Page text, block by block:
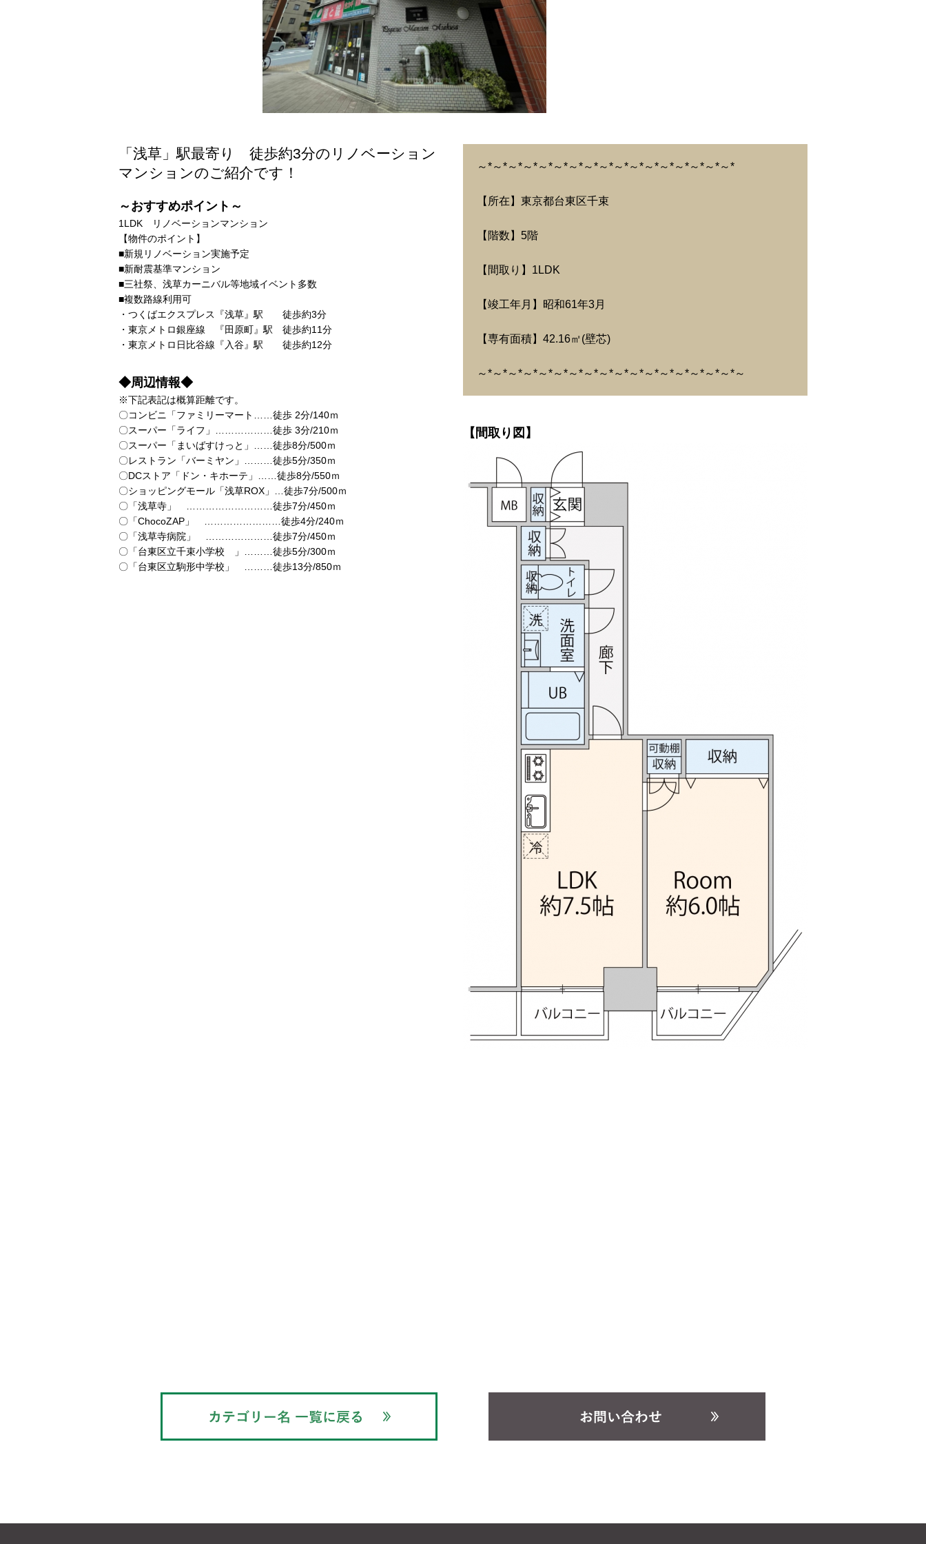
「浅草」駅最寄り 徒歩約3分のリノベーション
マンションのご紹介です！
～おすすめポイント～
1LDK リノベーションマンション
【物件のポイント】
■新規リノベーション実施予定
■新耐震基準マンション
■三社祭、浅草カーニバル等地域イベント多数
■複数路線利用可
・つくばエクスプレス『浅草』駅 徒歩約3分
・東京メトロ銀座線 『田原町』駅 徒歩約11分
・東京メトロ日比谷線『入谷』駅 徒歩約12分
◆周辺情報◆
※下記表記は概算距離です。
〇コンビニ「ファミリーマート……徒歩 2分/140ｍ
〇スーパー「ライフ」………………徒歩 3分/210ｍ
〇スーパー「まいばすけっと」……徒歩8分/500ｍ
〇レストラン「バーミヤン」………徒歩5分/350ｍ
〇DCストア「ドン・キホーテ」……徒歩8分/550ｍ
〇ショッピングモール「浅草ROX」…徒歩7分/500ｍ
〇「浅草寺」 ………………………徒歩7分/450ｍ
〇「ChocoZAP」 ……………………徒歩4分/240ｍ
〇「浅草寺病院」 …………………徒歩7分/450ｍ
〇「台東区立千束小学校 」………徒歩5分/300ｍ
〇「台東区立駒形中学校」 ………徒歩13分/850ｍ
～*～*～*～*～*～*～*～*～*～*～*～*～*～*～*～*～*
【所在】東京都台東区千束
【階数】5階
【間取り】1LDK
【竣工年月】昭和61年3月
【専有面積】42.16㎡(壁芯)
～*～*～*～*～*～*～*～*～*～*～*～*～*～*～*～*～*～
【間取り図】